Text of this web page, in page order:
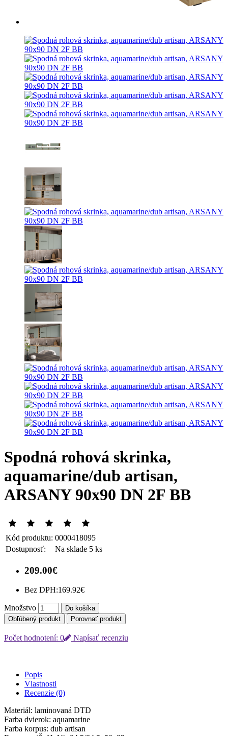
Spodná rohová skrinka,
aquamarine/dub artisan,
ARSANY 90x90 DN 2F BB
Kód produktu: 0000418095
Dostupnosť:
Na sklade 5 ks
209.00€
Bez DPH:169.92€
Množstvo
Do košíka
Obľúbený produkt
Porovnať produkt
Počet hodnotení: 0 Napísať recenziu
Popis
Vlastnosti
Recenzie (0)
Materiál: laminovaná DTD
Farba dvierok: aquamarine
Farba korpus: dub artisan